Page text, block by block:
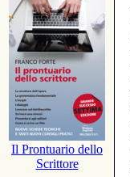
Il Prontuario dello
Scrittore